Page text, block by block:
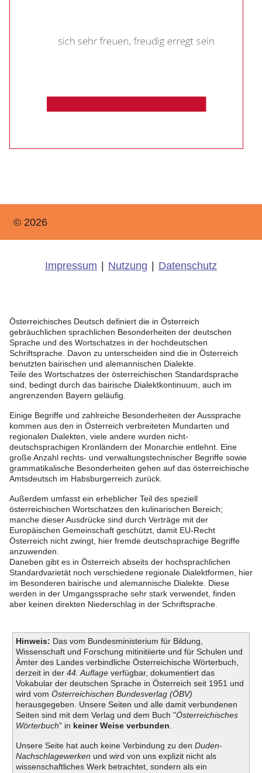
© 2026
Impressum Nutzung Datenschutz
Österreichisches Deutsch definiert die in Österreich
gebräuchlichen sprachlichen Besonderheiten der deutschen
Sprache und des Wortschatzes in der hochdeutschen
Schriftsprache. Davon zu unterscheiden sind die in Österreich
benutzten bairischen und alemannischen Dialekte.
Teile des Wortschatzes der österreichischen Standardsprache
sind, bedingt durch das bairische Dialektkontinuum, auch im
angrenzenden Bayern geläufig.
Einige Begriffe und zahlreiche Besonderheiten der Aussprache
kommen aus den in Österreich verbreiteten Mundarten und
regionalen Dialekten, viele andere wurden nicht-
deutschsprachigen Kronländern der Monarchie entlehnt. Eine
große Anzahl rechts- und verwaltungstechnischer Begriffe sowie
grammatikalische Besonderheiten gehen auf das österreichische
Amtsdeutsch im Habsburgerreich zurück.
Außerdem umfasst ein erheblicher Teil des speziell
österreichischen Wortschatzes den kulinarischen Bereich;
manche dieser Ausdrücke sind durch Verträge mit der
Europäischen Gemeinschaft geschützt, damit EU-Recht
Österreich nicht zwingt, hier fremde deutschsprachige Begriffe
anzuwenden.
Daneben gibt es in Österreich abseits der hochsprachlichen
Standardvarietät noch verschiedene regionale Dialektformen, hier
im Besonderen bairische und alemannische Dialekte. Diese
werden in der Umgangssprache sehr stark verwendet, finden
aber keinen direkten Niederschlag in der Schriftsprache.
Hinweis: Das vom Bundesministerium für Bildung,
Wissenschaft und Forschung mitinitiierte und für Schulen und
Ämter des Landes verbindliche Österreichische Wörterbuch,
derzeit in der 44. Auflageverfügbar, dokumentiert das
Vokabular der deutschen Sprache in Österreich seit 1951 und
wird vom Österreichischen Bundesverlag (ÖBV)
herausgegeben. Unsere Seiten und alle damit verbundenen
Seiten sind mit dem Verlag und dem Buch "Österreichisches
Wörterbuch" in keiner Weise verbunden
Unsere Seite hat auch keine Verbindung zu den Duden-
Nachschlagewerken und wird von uns explizit nicht als
wissenschaftliches Werk betrachtet, sondern als ein